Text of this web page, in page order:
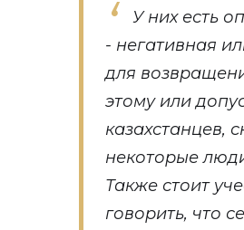
У них есть
- негативная
для
этому или
казахстанцев,
некоторые
Также стоит
говорить, что